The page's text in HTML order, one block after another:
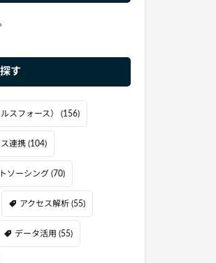
す
スフォース） (156)
連携 (104)
ソーシング (70)
アクセス解析 (55)
データ活用 (55)